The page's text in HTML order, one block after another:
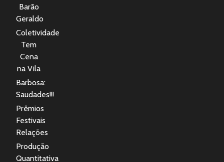
Barão
Geraldo
Coletividade
Tem
Cena
na Vila
Barbosa:
Saudades!!!
Prêmios
Festivais
Relações
Produção
Quantitativa